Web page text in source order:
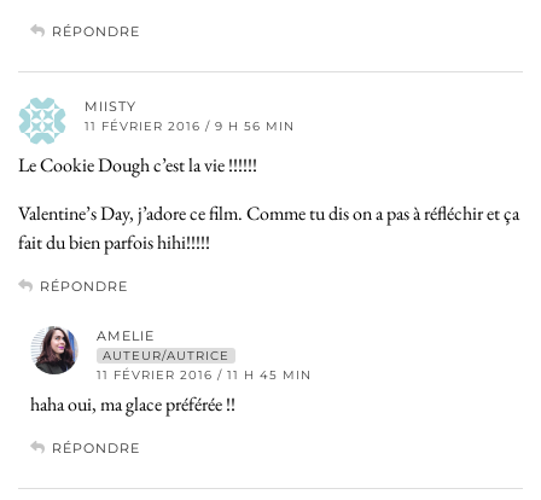
RÉPONDRE
MIISTY
11 FÉVRIER 2016 / 9 H 56 MIN
Le Cookie Dough c’est la vie !!!!!!
Valentine’s Day, j’adore ce film. Comme tu dis on a pas à réfléchir et ça
fait du bien parfois hihi!!!!!
RÉPONDRE
AMELIE
AUTEUR/AUTRICE
11 FÉVRIER 2016 / 11 H 45 MIN
haha oui, ma glace préférée !!
RÉPONDRE